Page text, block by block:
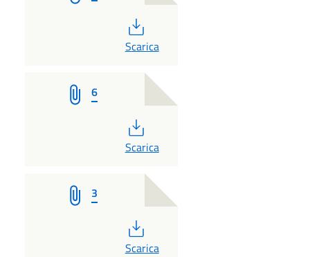
PDF
Scarica
6
PDF
Scarica
3
PDF
Scarica